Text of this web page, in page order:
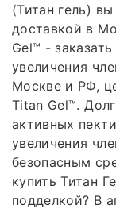
(Титан гель)
доставкой в
Gel™ -
увеличения
Москве и РФ,
Titan Gel™.
активных
увеличения
безопасным
купить Титан
подделкой? В